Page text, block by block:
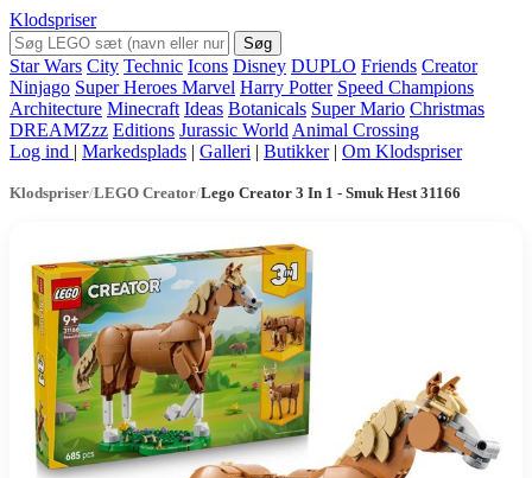
Klodspriser
Søg
Star Wars City Technic Icons Disney DUPLO Friends Creator
Ninjago Super Heroes Marvel Harry Potter Speed Champions
Architecture Minecraft Ideas Botanicals Super Mario Christmas
DREAMZzz Editions Jurassic World Animal Crossing
Log ind | Markedsplads | Galleri | Butikker | Om Klodspriser
Klodspriser/LEGO Creator/Lego Creator 3 In 1 - Smuk Hest 31166